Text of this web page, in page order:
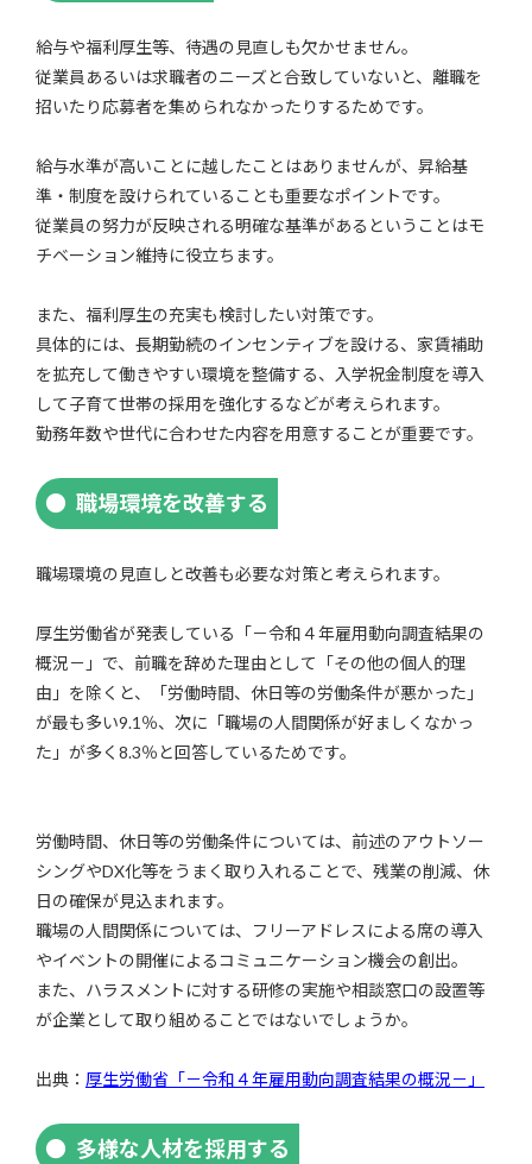
給与や福利厚生等、待遇の見直しも欠かせません。
従業員あるいは求職者のニーズと合致していないと、離職を
招いたり応募者を集められなかったりするためです。
給与水準が高いことに越したことはありませんが、昇給基
準・制度を設けられていることも重要なポイントです。
従業員の努力が反映される明確な基準があるということはモ
チベーション維持に役立ちます。
また、福利厚生の充実も検討したい対策です。
具体的には、長期勤続のインセンティブを設ける、家賃補助
を拡充して働きやすい環境を整備する、入学祝金制度を導入
して子育て世帯の採用を強化するなどが考えられます。
勤務年数や世代に合わせた内容を用意することが重要です。
職場環境を改善する
職場環境の見直しと改善も必要な対策と考えられます。
厚生労働省が発表している「－令和４年雇用動向調査結果の
概況－」で、前職を辞めた理由として「その他の個人的理
由」を除くと、「労働時間、休日等の労働条件が悪かった」
が最も多い9.1％、次に「職場の人間関係が好ましくなかっ
た」が多く8.3％と回答しているためです。
労働時間、休日等の労働条件については、前述のアウトソー
シングやDX化等をうまく取り入れることで、残業の削減、休
日の確保が見込まれます。
職場の人間関係については、フリーアドレスによる席の導入
やイベントの開催によるコミュニケーション機会の創出。
また、ハラスメントに対する研修の実施や相談窓口の設置等
が企業として取り組めることではないでしょうか。
出典： 厚生労働省「－令和４年雇用動向調査結果の概況－」
多様な人材を採用する